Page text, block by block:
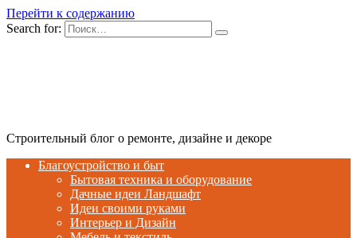
Перейти к содержанию
Search for:
Строительный блог о ремонте, дизайне и декоре
Благоустройство и быт
Бытовая техника и оборудование
Дачные идеи Ландшафт
Идеи своими руками
Интерьер и Дизайн